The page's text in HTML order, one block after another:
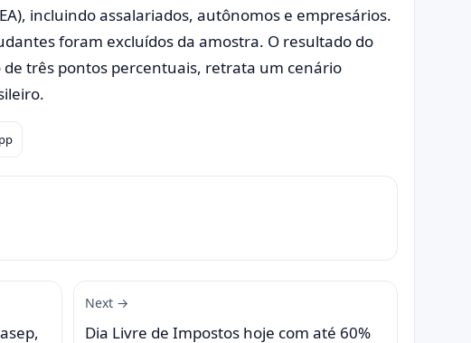
incluindo assalariados, autônomos e empresários.
foram excluídos da amostra. O resultado do
três pontos percentuais, retrata um cenário
Next →
Dia Livre de Impostos hoje com até 60%